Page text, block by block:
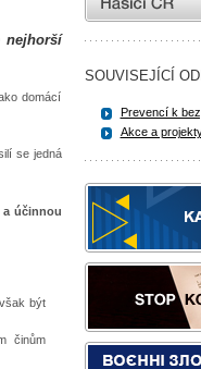
nejhorší
domácí
se jedná
a účinnou
být
činům
SOUVISEJÍCÍ
Prevencí k
Akce a